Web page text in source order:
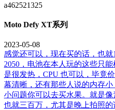
a462521325
Moto Defy XT系列
2023-05-08
感觉还可以，现在买的话，也就
2050，电池在本人玩的这些只
是很发热，CPU 也可以，毕竟
幕清晰，还有那些人说的内存
小问题你可以去买水果。就是
也就三百万，尤其是晚上拍照的